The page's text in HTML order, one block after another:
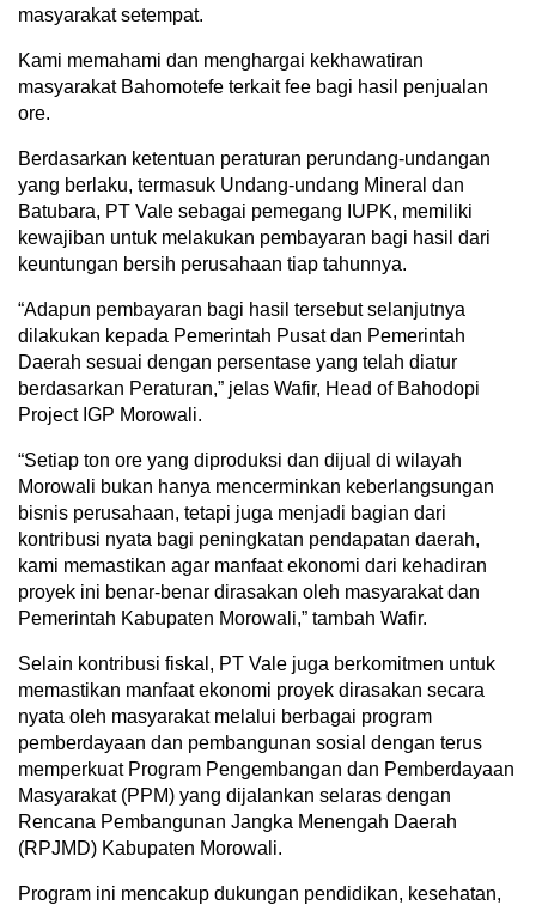
masyarakat setempat.
Kami memahami dan menghargai kekhawatiran
masyarakat Bahomotefe terkait fee bagi hasil penjualan
ore.
Berdasarkan ketentuan peraturan perundang-undangan
yang berlaku, termasuk Undang-undang Mineral dan
Batubara, PT Vale sebagai pemegang IUPK, memiliki
kewajiban untuk melakukan pembayaran bagi hasil dari
keuntungan bersih perusahaan tiap tahunnya.
“Adapun pembayaran bagi hasil tersebut selanjutnya
dilakukan kepada Pemerintah Pusat dan Pemerintah
Daerah sesuai dengan persentase yang telah diatur
berdasarkan Peraturan,” jelas Wafir, Head of Bahodopi
Project IGP Morowali.
“Setiap ton ore yang diproduksi dan dijual di wilayah
Morowali bukan hanya mencerminkan keberlangsungan
bisnis perusahaan, tetapi juga menjadi bagian dari
kontribusi nyata bagi peningkatan pendapatan daerah,
kami memastikan agar manfaat ekonomi dari kehadiran
proyek ini benar-benar dirasakan oleh masyarakat dan
Pemerintah Kabupaten Morowali,” tambah Wafir.
Selain kontribusi fiskal, PT Vale juga berkomitmen untuk
memastikan manfaat ekonomi proyek dirasakan secara
nyata oleh masyarakat melalui berbagai program
pemberdayaan dan pembangunan sosial dengan terus
memperkuat Program Pengembangan dan Pemberdayaan
Masyarakat (PPM) yang dijalankan selaras dengan
Rencana Pembangunan Jangka Menengah Daerah
(RPJMD) Kabupaten Morowali.
Program ini mencakup dukungan pendidikan, kesehatan,